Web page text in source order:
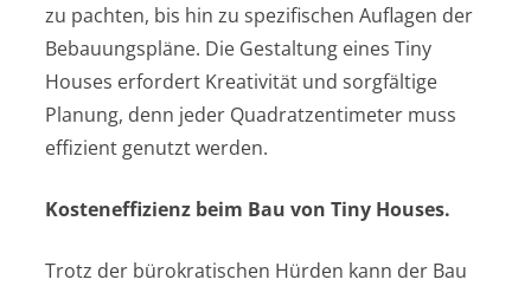
zu pachten, bis hin zu spezifischen Auflagen der
Bebauungspläne. Die Gestaltung eines Tiny
Houses erfordert Kreativität und sorgfältige
Planung, denn jeder Quadratzentimeter muss
effizient genutzt werden.
Kosteneffizienz beim Bau von Tiny Houses.
Trotz der bürokratischen Hürden kann der Bau